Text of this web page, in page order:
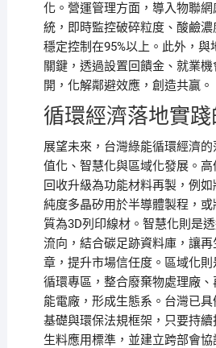
化。營運管理方面，導入物聯
統，即時監控破碎粒度、酸鹼
穩定控制在95%以上。此外，與
關鍵，透過設置回饋金、就業
開，化解鄰避效應，創造共贏。
循環經濟落地實
展望未來，台灣綠能循環經濟
值化、智慧化與區域化發展。
回收升級為功能材料再製，例
純度多晶矽用於半導體製程，
質為3D列印線材。智慧化則是
流向，結合碳足跡資料庫，讓
章，提升市場信任度。區域化
循環專區，整合廢棄物處理廠
能電廠，形成生態系。台灣已
基礎與環保法規框架，只要持
生料應用標準，並建立跨部會